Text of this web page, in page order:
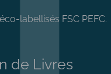
labellisés FSC PEFC.
de Livres